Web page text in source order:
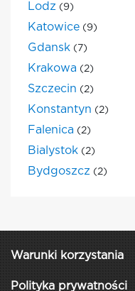
Lodz (9)
Katowice (9)
Gdansk (7)
Krakowa (2)
Szczecin (2)
Konstantyn (2)
Falenica (2)
Bialystok (2)
Bydgoszcz (2)
Warunki korzystania
Polityka prywatności